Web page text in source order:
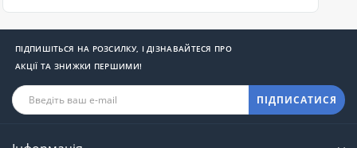
ПІДПИШІТЬСЯ НА РОЗСИЛКУ, І ДІЗНАВАЙТЕСЯ ПРО
АКЦІЇ ТА ЗНИЖКИ ПЕРШИМИ!
ПІДПИСАТИСЯ